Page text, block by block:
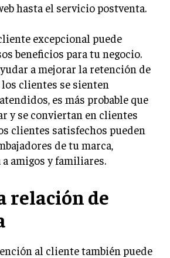
CORPORATIVA
DE MERCADO
EMPRESARIAL
DIRECTIVAS
hasta el servicio postventa.
excepcional puede
beneficios para tu negocio.
a mejorar la retención de
clientes se sienten
es más probable que
y se conviertan en clientes
clientes satisfechos pueden
de tu marca,
amigos y familiares.
relación de
al cliente también puede